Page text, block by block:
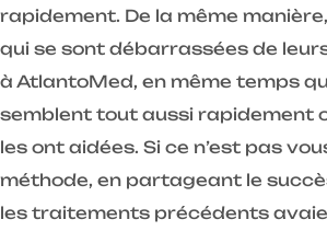
rapidement. De la même
qui se sont débarrassées de
à AtlantoMed, en même temps
semblent tout aussi rapidement
les ont aidées. Si ce n’est pas
méthode, en partageant le
les traitements précédents